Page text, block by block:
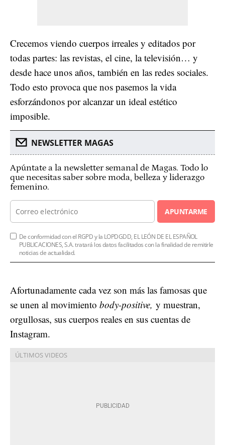
Crecemos viendo cuerpos irreales y editados por
todas partes: las revistas, el cine, la televisión… y
desde hace unos años, también en las redes sociales.
Todo esto provoca que nos pasemos la vida
esforzándonos por alcanzar un ideal estético
imposible.
NEWSLETTER MAGAS
Apúntate a la newsletter semanal de Magas. Todo lo
que necesitas saber sobre moda, belleza y liderazgo
femenino.
APUNTARME
De conformidad con el RGPD y la LOPDGDD, EL LEÓN DE EL ESPAÑOL
PUBLICACIONES, S.A. tratará los datos facilitados con la finalidad de remitirle
noticias de actualidad.
Afortunadamente cada vez son más las famosas que
se unen al movimiento body-positive, y muestran,
orgullosas, sus cuerpos reales en sus cuentas de
Instagram.